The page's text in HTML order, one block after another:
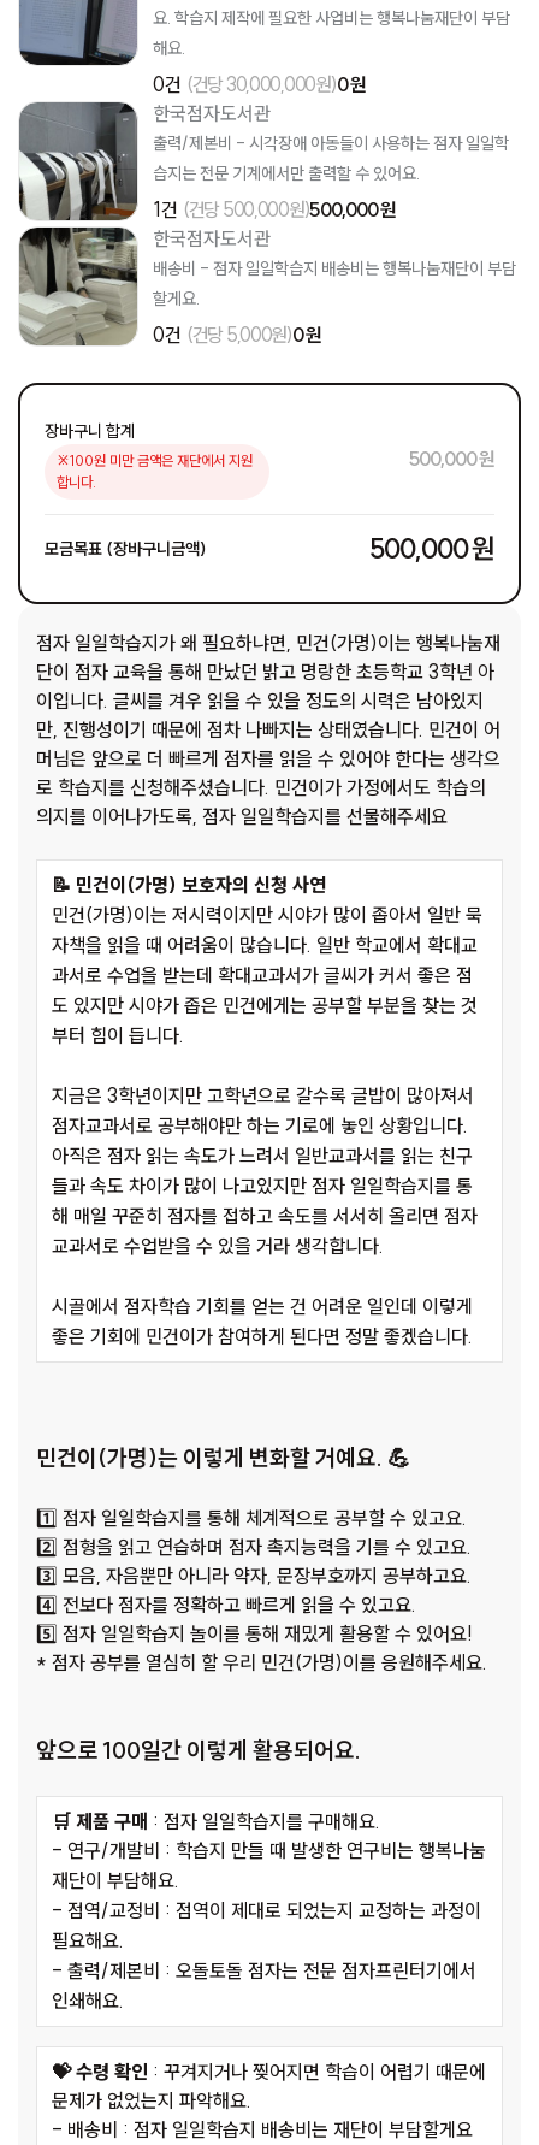
요. 학습지 제작에 필요한 사업비는 행복나눔재단이 부담
해요.
0건 (건당 30,000,000원)0 원
한국점자도서관
출력/제본비 - 시각장애 아동들이 사용하는 점자 일일학
습지는 전문 기계에서만 출력할 수 있어요.
1건 (건당 500,000원)500,000 원
한국점자도서관
배송비 - 점자 일일학습지 배송비는 행복나눔재단이 부담
할게요.
0건 (건당 5,000원)0 원
장바구니 합계
※100원 미만 금액은 재단에서 지원
합니다.
500,000 원
모금목표 (장바구니금액) 500,000 원
점자 일일학습지가 왜 필요하냐면, 민건(가명)이는 행복나눔재
단이 점자 교육을 통해 만났던 밝고 명랑한 초등학교 3학년 아
이입니다. 글씨를 겨우 읽을 수 있을 정도의 시력은 남아있지
만, 진행성이기 때문에 점차 나빠지는 상태였습니다. 민건이 어
머님은 앞으로 더 빠르게 점자를 읽을 수 있어야 한다는 생각으
로 학습지를 신청해주셨습니다. 민건이가 가정에서도 학습의
의지를 이어나가도록, 점자 일일학습지를 선물해주세요
📝 민건이(가명) 보호자의 신청 사연
민건(가명)이는 저시력이지만 시야가 많이 좁아서 일반 묵
자책을 읽을 때 어려움이 많습니다. 일반 학교에서 확대교
과서로 수업을 받는데 확대교과서가 글씨가 커서 좋은 점
도 있지만 시야가 좁은 민건에게는 공부할 부분을 찾는 것
부터 힘이 듭니다.
지금은 3학년이지만 고학년으로 갈수록 글밥이 많아져서
점자교과서로 공부해야만 하는 기로에 놓인 상황입니다.
아직은 점자 읽는 속도가 느려서 일반교과서를 읽는 친구
들과 속도 차이가 많이 나고있지만 점자 일일학습지를 통
해 매일 꾸준히 점자를 접하고 속도를 서서히 올리면 점자
교과서로 수업받을 수 있을 거라 생각합니다.
시골에서 점자학습 기회를 얻는 건 어려운 일인데 이렇게
좋은 기회에 민건이가 참여하게 된다면 정말 좋겠습니다.
민건이(가명)는 이렇게 변화할 거예요. 💪
1️⃣ 점자 일일학습지를 통해 체계적으로 공부할 수 있고요.
2️⃣ 점형을 읽고 연습하며 점자 촉지능력을 기를 수 있고요.
3️⃣ 모음, 자음뿐만 아니라 약자, 문장부호까지 공부하고요.
4️⃣ 전보다 점자를 정확하고 빠르게 읽을 수 있고요.
5️⃣ 점자 일일학습지 놀이를 통해 재밌게 활용할 수 있어요!
* 점자 공부를 열심히 할 우리 민건(가명)이를 응원해주세요.
앞으로 100일간 이렇게 활용되어요.
🛒 제품 구매 : 점자 일일학습지를 구매해요.
- 연구/개발비 : 학습지 만들 때 발생한 연구비는 행복나눔
재단이 부담해요.
- 점역/교정비 : 점역이 제대로 되었는지 교정하는 과정이
필요해요.
- 출력/제본비 : 오돌토돌 점자는 전문 점자프린터기에서
인쇄해요.
💝 수령 확인 : 꾸겨지거나 찢어지면 학습이 어렵기 때문에
문제가 없었는지 파악해요.
- 배송비 : 점자 일일학습지 배송비는 재단이 부담할게요